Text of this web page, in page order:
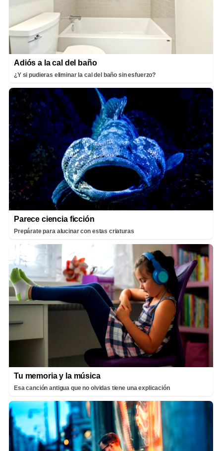
Adiós a la cal del baño
¿Y si pudieras eliminar la cal del baño sin esfuerzo?
Parece ciencia ficción
Prepárate para alucinar con estas criaturas
Tu memoria y la música
Esa canción antigua que no olvidas tiene una explicación